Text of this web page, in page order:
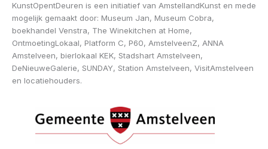
KunstOpentDeuren is een initiatief van AmstellandKunst en mede
mogelijk gemaakt door: Museum Jan, Museum Cobra,
boekhandel Venstra, The Winekitchen at Home,
OntmoetingLokaal, Platform C, P60, AmstelveenZ, ANNA
Amstelveen, bierlokaal KEK, Stadshart Amstelveen,
DeNieuweGalerie, SUNDAY, Station Amstelveen, VisitAmstelveen
en locatiehouders.